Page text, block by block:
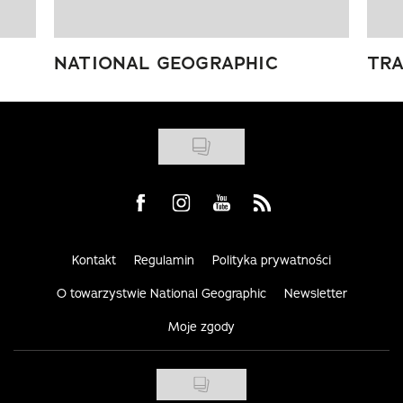
NATIONAL GEOGRAPHIC
Visit us on Facebook
Visit us on Instagram
Visit us on Youtube
Visit us on Rss
Kontakt Regulamin Polityka prywatności
O towarzystwie National Geographic Newsletter
Moje zgody